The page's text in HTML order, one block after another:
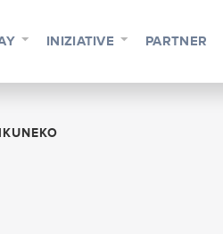
INIZIATIVE PARTNER